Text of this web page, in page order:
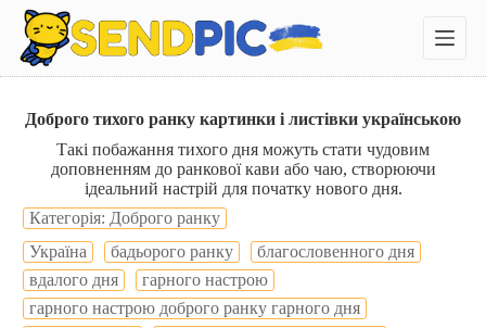
П
е
р
е
т
м
і
т
у
Доброго тихого ранку картинки і листівки українською
Такі побажання тихого дня можуть стати чудовим
доповненням до ранкової кави або чаю, створюючи
ідеальний настрій для початку нового дня.
Категорія: Доброго ранку
Україна
бадьорого ранку
благословенного дня
вдалого дня
гарного настрою
гарного настрою доброго ранку гарного дня